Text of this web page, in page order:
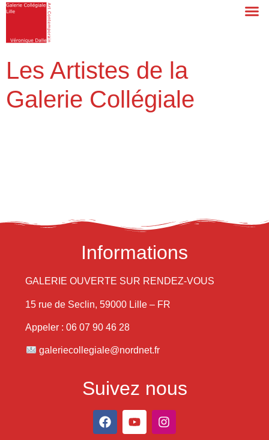
Les Artistes de la
Galerie Collégiale
Informations
GALERIE OUVERTE SUR RENDEZ-VOUS
15 rue de Seclin, 59000 Lille – FR
Appeler : 06 07 90 46 28
galeriecollegiale@nordnet.fr
Suivez nous